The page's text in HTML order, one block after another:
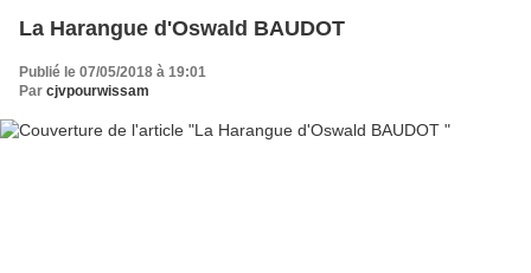
La Harangue d'Oswald BAUDOT
Publié le 07/05/2018 à 19:01
Par cjvpourwissam